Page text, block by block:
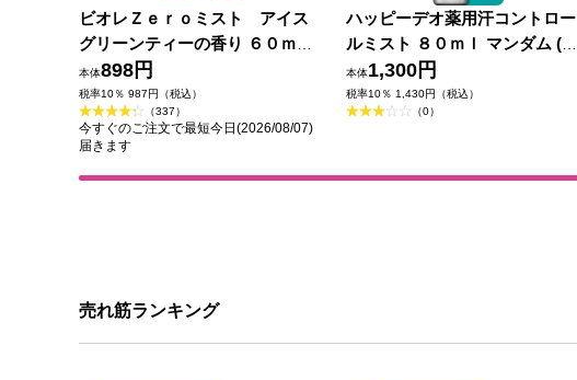
ビオレＺｅｒｏミスト アイス
グリーンティーの香り ６０ｍＬ
花王
本体898円
税率10％ 987円（税込）
（337）
今すぐのご注文で最短今日(2026/08/07)
届きます
ハッピーデオ薬用汗コントロー
ルミスト ８０ｍｌ マンダム (医
薬部外品)
本体1,300円
税率10％ 1,430円（税込）
（0）
売れ筋ランキング